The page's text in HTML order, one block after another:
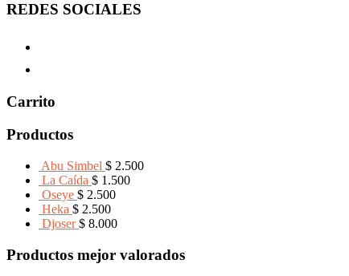
REDES SOCIALES
Carrito
Productos
Abu Simbel $ 2.500
La Caída $ 1.500
Oseye $ 2.500
Heka $ 2.500
Djoser $ 8.000
Productos mejor valorados